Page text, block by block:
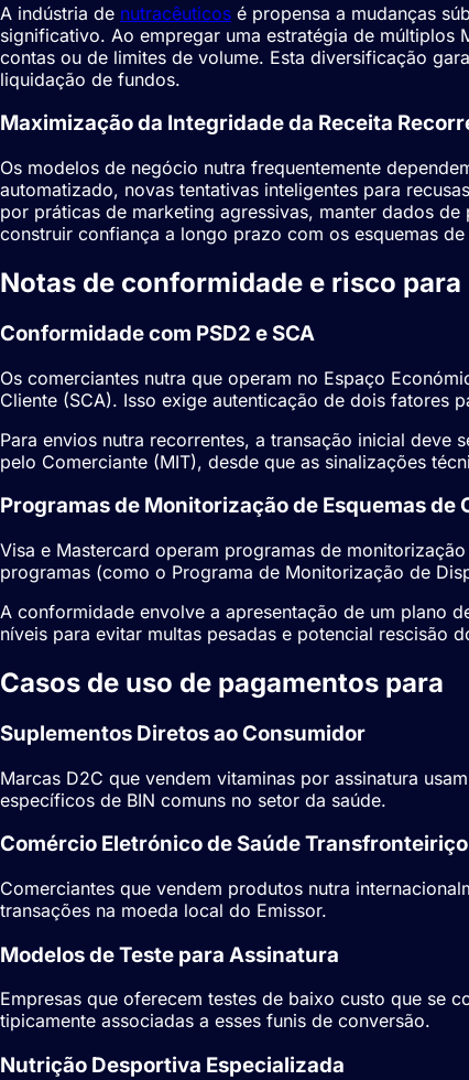
A indústria de nutracêuticos é propensa a mudanças
significativo. Ao empregar uma estratégia de múltiplos
contas ou de limites de volume. Esta diversificação
liquidação de fundos.
Maximização da Integridade da Receita
Os modelos de negócio nutra frequentemente
automatizado, novas tentativas inteligentes para
por práticas de marketing agressivas, manter dados
construir confiança a longo prazo com os esquemas
Notas de conformidade e risco para
Conformidade com PSD2 e SCA
Os comerciantes nutra que operam no Espaço
Cliente (SCA). Isso exige autenticação de dois fatores
Para envios nutra recorrentes, a transação inicial deve
pelo Comerciante (MIT), desde que as sinalizações
Programas de Monitorização de Esquemas de
Visa e Mastercard operam programas de
programas (como o Programa de Monitorização de
A conformidade envolve a apresentação de um plano
níveis para evitar multas pesadas e potencial rescisão
Casos de uso de pagamentos para
Suplementos Diretos ao Consumidor
Marcas D2C que vendem vitaminas por assinatura
específicos de BIN comuns no setor da saúde.
Comércio Eletrónico de Saúde Transfronteiriço
Comerciantes que vendem produtos nutra
transações na moeda local do Emissor.
Modelos de Teste para Assinatura
Empresas que oferecem testes de baixo custo que se
tipicamente associadas a esses funis de conversão.
Nutrição Desportiva Especializada